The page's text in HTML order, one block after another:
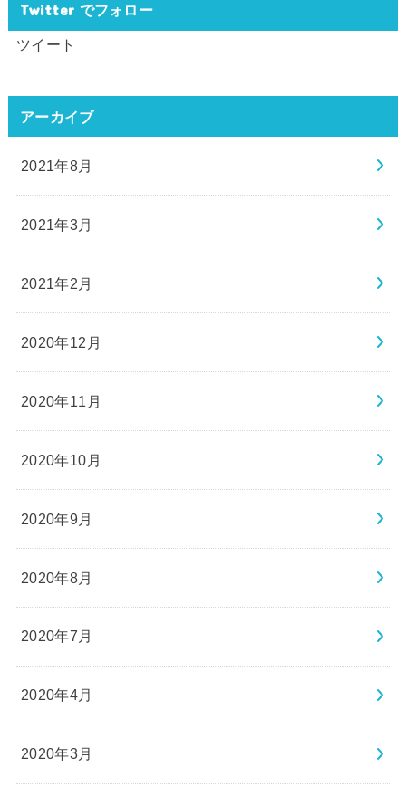
Twitter でフォロー
ツイート
アーカイブ
2021年8月
2021年3月
2021年2月
2020年12月
2020年11月
2020年10月
2020年9月
2020年8月
2020年7月
2020年4月
2020年3月